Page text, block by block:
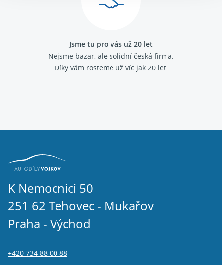
Jsme tu pro vás už 20 let
Nejsme bazar, ale solidní česká firma.
Díky vám rosteme už víc jak 20 let.
K Nemocnici 50
251 62 Tehovec - Mukařov
Praha - Východ
+420 734 88 00 88